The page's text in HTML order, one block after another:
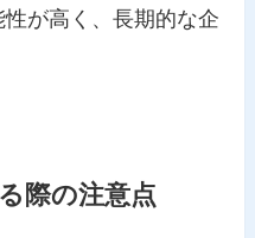
が高く、長期的な企
際の注意点